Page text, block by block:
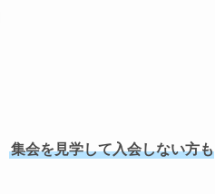
集会を見学して入会しない方も